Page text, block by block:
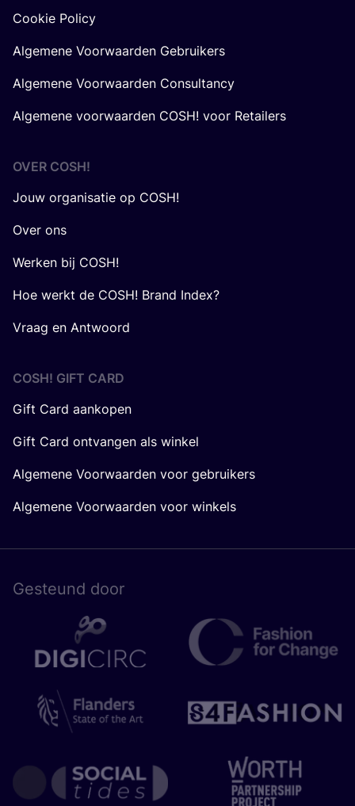
Cookie Policy
Algemene Voorwaarden Gebruikers
Algemene Voorwaarden Consultancy
Algemene voorwaarden COSH! voor Retailers
OVER COSH!
Jouw organisatie op COSH!
Over ons
Werken bij COSH!
Hoe werkt de COSH! Brand Index?
Vraag en Antwoord
COSH! GIFT CARD
Gift Card aankopen
Gift Card ontvangen als winkel
Algemene Voorwaarden voor gebruikers
Algemene Voorwaarden voor winkels
Gesteund door